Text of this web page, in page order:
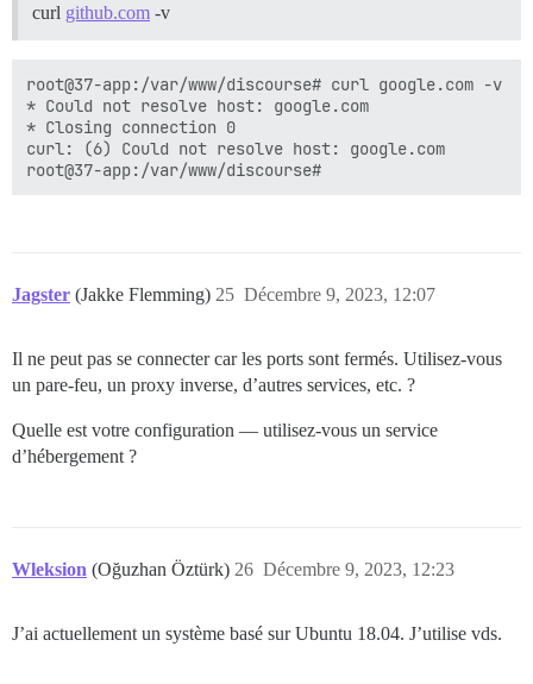
curl github.com -v
root@37-app:/var/www/discourse# curl google.com -v
* Could not resolve host: google.com
* Closing connection 0
curl: (6) Could not resolve host: google.com
Jagster (Jakke Flemming) Décembre 9, 2023, 12:07
25
Il ne peut pas se connecter car les ports sont fermés. Utilisez-vous
un pare-feu, un proxy inverse, d’autres services, etc. ?
Quelle est votre configuration — utilisez-vous un service
d’hébergement ?
Wleksion (Oğuzhan Öztürk) Décembre 9, 2023, 12:23
26
J’ai actuellement un système basé sur Ubuntu 18.04. J’utilise vds.